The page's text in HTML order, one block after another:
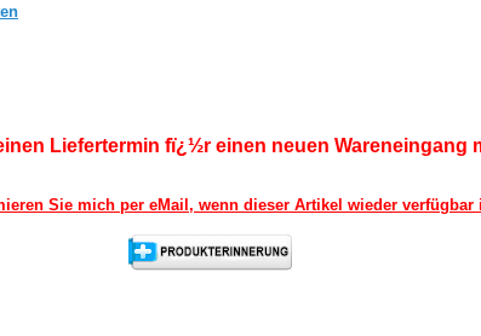
Liefertermin fï¿½r einen neuen Wareneingang
Sie mich per eMail, wenn dieser Artikel wieder verfügbar